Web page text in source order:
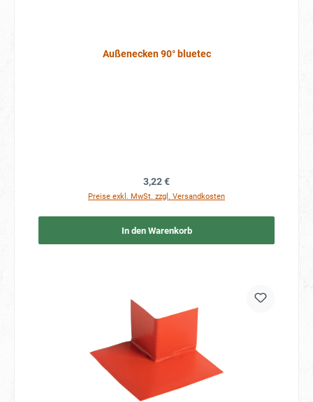
Außenecken 90° bluetec
Regulärer Preis:
3,22 €
Preise exkl. MwSt. zzgl. Versandkosten
In den Warenkorb